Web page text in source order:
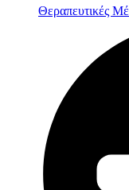
Θεραπευτικές